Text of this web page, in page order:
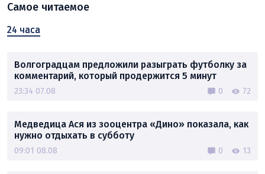
Самое читаемое
24 часа
Волгоградцам предложили разыграть футболку за
комментарий, который продержится 5 минут
23:34 07.08 0 72
Медведица Ася из зооцентра «Дино» показала, как
нужно отдыхать в субботу
09:01 08.08 0 13